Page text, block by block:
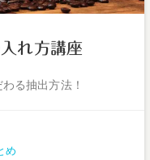
れ方講座
る抽出方法！
め